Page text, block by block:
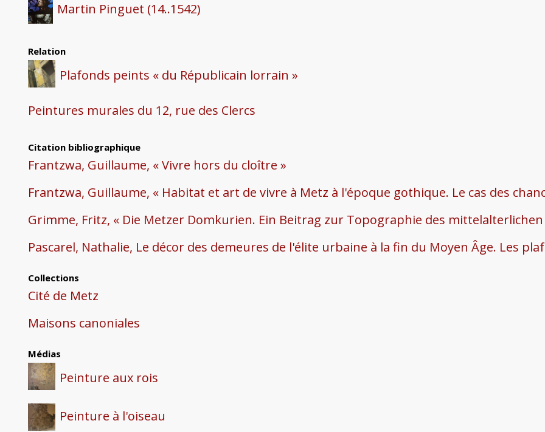
Martin Pinguet (14..1542)
Relation
Plafonds peints « du Républicain lorrain »
Peintures murales du 12, rue des Clercs
Citation bibliographique
Frantzwa, Guillaume, « Vivre hors du cloître »
Frantzwa, Guillaume, « Habitat et art de vivre à Metz à l'époque gothique. Le cas des
Grimme, Fritz, « Die Metzer Domkurien. Ein Beitrag zur Topographie des mittelalterlichen
Pascarel, Nathalie, Le décor des demeures de l'élite urbaine à la fin du Moyen Âge. Les
Collections
Cité de Metz
Maisons canoniales
Médias
Peinture aux rois
Peinture à l'oiseau